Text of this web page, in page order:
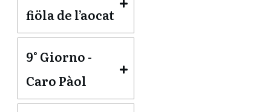
fiöla de l’aocat
9° Giorno -
Caro Pàol